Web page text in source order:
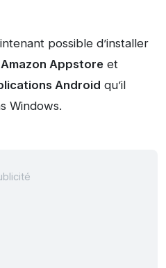
possible d’installer
Amazon Appstore et
Android qu’il
Windows.